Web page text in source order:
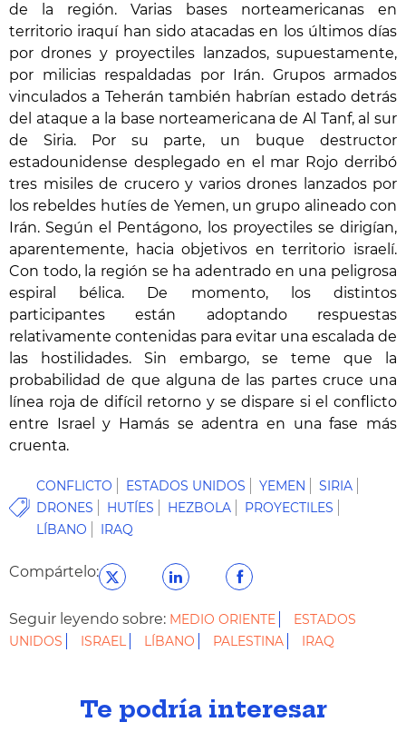
de la región. Varias bases norteamericanas en
territorio iraquí han sido atacadas en los últimos días
por drones y proyectiles lanzados, supuestamente,
por milicias respaldadas por Irán. Grupos armados
vinculados a Teherán también habrían estado detrás
del ataque a la base norteamericana de Al Tanf, al sur
de Siria. Por su parte, un buque destructor
estadounidense desplegado en el mar Rojo derribó
tres misiles de crucero y varios drones lanzados por
los rebeldes hutíes de Yemen, un grupo alineado con
Irán. Según el Pentágono, los proyectiles se dirigían,
aparentemente, hacia objetivos en territorio israelí.
Con todo, la región se ha adentrado en una peligrosa
espiral bélica. De momento, los distintos
participantes están adoptando respuestas
relativamente contenidas para evitar una escalada de
las hostilidades. Sin embargo, se teme que la
probabilidad de que alguna de las partes cruce una
línea roja de difícil retorno y se dispare si el conflicto
entre Israel y Hamás se adentra en una fase más
cruenta.
CONFLICTO ESTADOS UNIDOS YEMEN
SIRIA
DRONES
HUTÍES HEZBOLA
PROYECTILES
LÍBANO
IRAQ
Compártelo:
Seguir leyendo sobre: MEDIO ORIENTE
ESTADOS
UNIDOS
ISRAEL LÍBANO PALESTINA IRAQ
Te podría interesar